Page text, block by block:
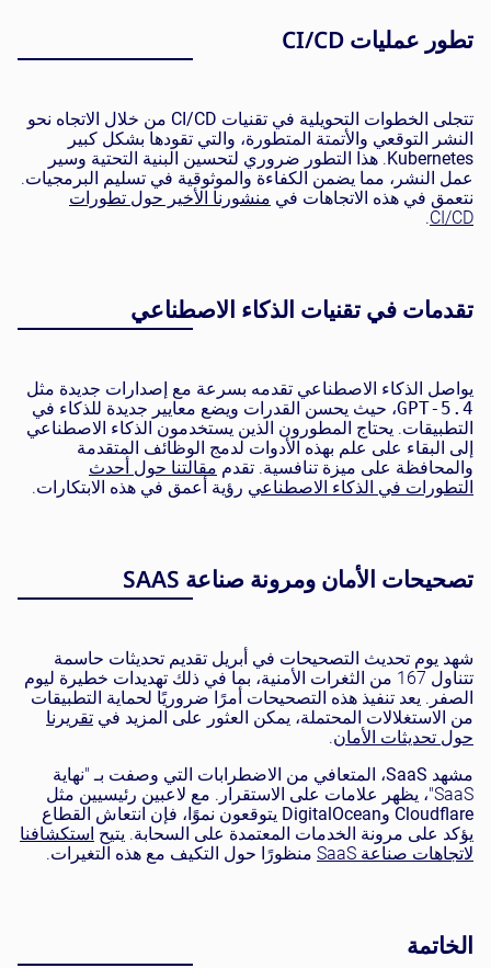
تطور عمليات CI/CD
تتجلى الخطوات التحويلية في تقنيات CI/CD من خلال الاتجاه نحو
النشر التوقعي والأتمتة المتطورة، والتي تقودها بشكل كبير
Kubernetes. هذا التطور ضروري لتحسين البنية التحتية وسير
عمل النشر، مما يضمن الكفاءة والموثوقية في تسليم البرمجيات.
نتعمق في هذه الاتجاهات في منشورنا الأخير حول تطورات
CI/CD
.
تقدمات في تقنيات الذكاء الاصطناعي
يواصل الذكاء الاصطناعي تقدمه بسرعة مع إصدارات جديدة مثل
GPT-5.4، حيث يحسن القدرات ويضع معايير جديدة للذكاء في
التطبيقات. يحتاج المطورون الذين يستخدمون الذكاء الاصطناعي
إلى البقاء على علم بهذه الأدوات لدمج الوظائف المتقدمة
والمحافظة على ميزة تنافسية. تقدم مقالتنا حول أحدث
التطورات في الذكاء الاصطناعي رؤية أعمق في هذه الابتكارات.
تصحيحات الأمان ومرونة صناعة SAAS
شهد يوم تحديث التصحيحات في أبريل تقديم تحديثات حاسمة
تتناول 167 من الثغرات الأمنية، بما في ذلك تهديدات خطيرة ليوم
الصفر. يعد تنفيذ هذه التصحيحات أمرًا ضروريًا لحماية التطبيقات
من الاستغلالات المحتملة، يمكن العثور على المزيد في تقريرنا
حول تحديثات الأمان.
مشهد SaaS، المتعافي من الاضطرابات التي وصفت بـ "نهاية
SaaS"، يظهر علامات على الاستقرار. مع لاعبين رئيسيين مثل
Cloudflare وDigitalOcean يتوقعون نموًا، فإن انتعاش القطاع
يؤكد على مرونة الخدمات المعتمدة على السحابة. يتيح استكشافنا
لاتجاهات صناعة SaaS
منظورًا حول التكيف مع هذه التغيرات.
الخاتمة